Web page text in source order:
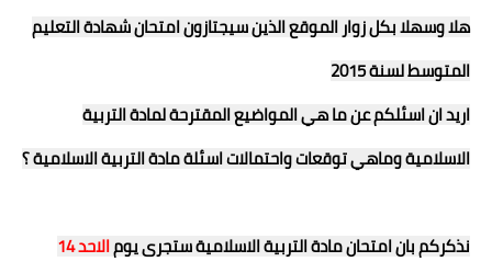
هلا وسهلا بكل زوار الموقع الذين سيجتازون امتحان شهادة التعليم
المتوسط لسنة 2015
اريد ان اسئلكم عن ما هي المواضيع المقترحة لمادة التربية
الاسلامية وماهي توقعات واحتمالات اسئلة مادة التربية الاسلامية ؟
نذكركم بان امتحان مادة التربية الاسلامية ستجرى يوم
الاحد 14